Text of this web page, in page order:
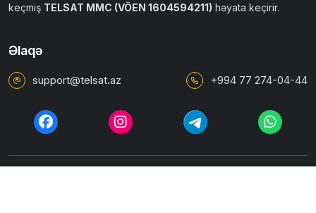
keçmiş TELSAT MMC (VÖEN 1604594211) həyata keçirir.
Əlaqə
support@telsat.az +994 77 274-04-44